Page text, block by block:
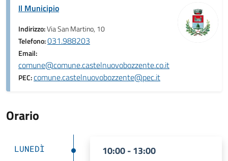
Il Municipio
Indirizzo:Via San Martino, 10
Telefono:031.988203
Email:
comune@comune.castelnuovobozzente.co.it
PEC:comune.castelnuovobozzente@pec.it
Orario
LUNEDÌ 10:00 - 13:00